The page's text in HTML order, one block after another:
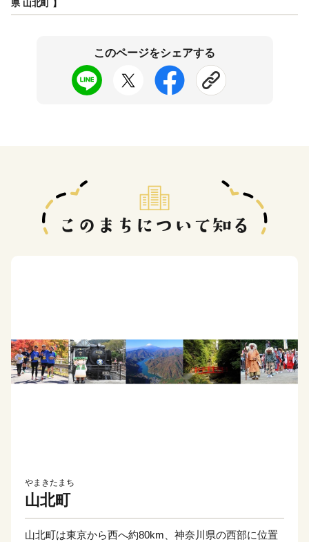
県 山北町 】
このページをシェアする
やまきたまち
山北町
山北町は東京から西へ約80km、神奈川県の西部に位置